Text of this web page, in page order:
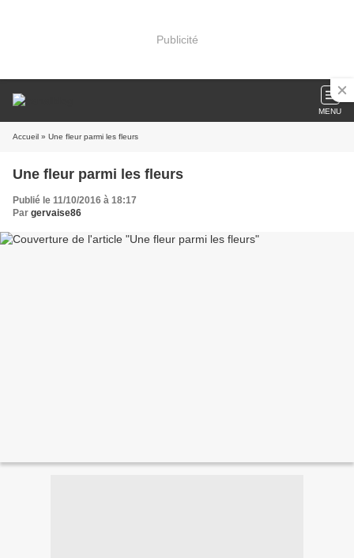
Publicité
MENU
Accueil » Une fleur parmi les fleurs
Une fleur parmi les fleurs
Publié le 11/10/2016 à 18:17
Par gervaise86